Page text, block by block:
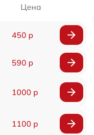
Цена
450 р
590 р
1000 р
1100 р